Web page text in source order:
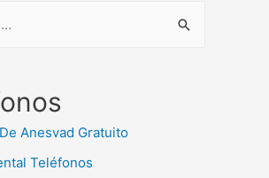
Anesvad Gratuito
Teléfonos